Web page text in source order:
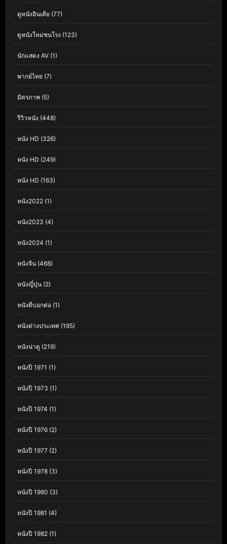
ดูหนังอินเดีย (77)
ดูหนังใหม่ชนโรง (123)
นักแสดง AV (1)
พากย์ไทย (7)
มิตรภาพ (5)
รีวิวหนัง (448)
หนัง HD (326)
หนัง HD (249)
หนัง HD (163)
หนัง2022 (1)
หนัง2023 (4)
หนัง2024 (1)
หนังจีน (468)
หนังญี่ปุ่น (2)
หนังดีบอกต่อ (1)
หนังต่างประเทศ (195)
หนังน่าดู (219)
หนังปี 1971 (1)
หนังปี 1973 (1)
หนังปี 1974 (1)
หนังปี 1976 (2)
หนังปี 1977 (2)
หนังปี 1978 (3)
หนังปี 1980 (3)
หนังปี 1981 (4)
หนังปี 1982 (1)